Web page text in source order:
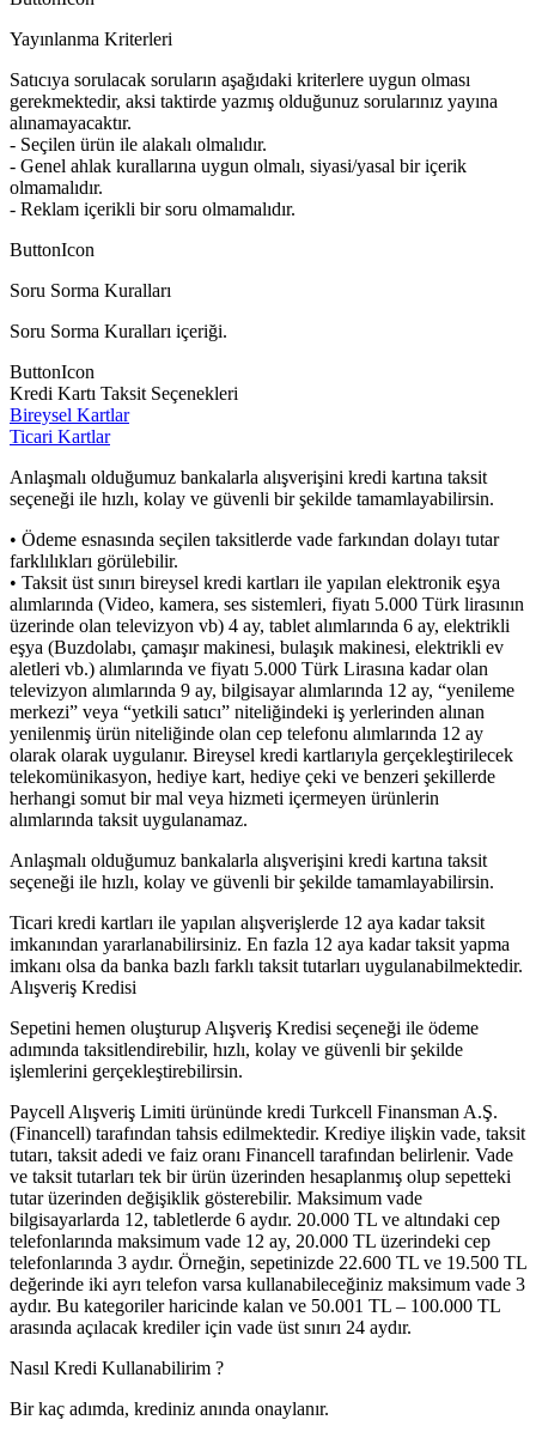
Yayınlanma Kriterleri
Satıcıya sorulacak soruların aşağıdaki kriterlere uygun olması
gerekmektedir, aksi taktirde yazmış olduğunuz sorularınız yayına
alınamayacaktır.
- Seçilen ürün ile alakalı olmalıdır.
- Genel ahlak kurallarına uygun olmalı, siyasi/yasal bir içerik
olmamalıdır.
- Reklam içerikli bir soru olmamalıdır.
ButtonIcon
Soru Sorma Kuralları
Soru Sorma Kuralları içeriği.
ButtonIcon
Kredi Kartı Taksit Seçenekleri
Bireysel Kartlar
Ticari Kartlar
Anlaşmalı olduğumuz bankalarla alışverişini kredi kartına taksit
seçeneği ile hızlı, kolay ve güvenli bir şekilde tamamlayabilirsin.
• Ödeme esnasında seçilen taksitlerde vade farkından dolayı tutar
farklılıkları görülebilir.
• Taksit üst sınırı bireysel kredi kartları ile yapılan elektronik eşya
alımlarında (Video, kamera, ses sistemleri, fiyatı 5.000 Türk lirasının
üzerinde olan televizyon vb) 4 ay, tablet alımlarında 6 ay, elektrikli
eşya (Buzdolabı, çamaşır makinesi, bulaşık makinesi, elektrikli ev
aletleri vb.) alımlarında ve fiyatı 5.000 Türk Lirasına kadar olan
televizyon alımlarında 9 ay, bilgisayar alımlarında 12 ay, “yenileme
merkezi” veya “yetkili satıcı” niteliğindeki iş yerlerinden alınan
yenilenmiş ürün niteliğinde olan cep telefonu alımlarında 12 ay
olarak olarak uygulanır. Bireysel kredi kartlarıyla gerçekleştirilecek
telekomünikasyon, hediye kart, hediye çeki ve benzeri şekillerde
herhangi somut bir mal veya hizmeti içermeyen ürünlerin
alımlarında taksit uygulanamaz.
Anlaşmalı olduğumuz bankalarla alışverişini kredi kartına taksit
seçeneği ile hızlı, kolay ve güvenli bir şekilde tamamlayabilirsin.
Ticari kredi kartları ile yapılan alışverişlerde 12 aya kadar taksit
imkanından yararlanabilirsiniz. En fazla 12 aya kadar taksit yapma
imkanı olsa da banka bazlı farklı taksit tutarları uygulanabilmektedir.
Alışveriş Kredisi
Sepetini hemen oluşturup Alışveriş Kredisi seçeneği ile ödeme
adımında taksitlendirebilir, hızlı, kolay ve güvenli bir şekilde
işlemlerini gerçekleştirebilirsin.
Paycell Alışveriş Limiti ürününde kredi Turkcell Finansman A.Ş.
(Financell) tarafından tahsis edilmektedir. Krediye ilişkin vade, taksit
tutarı, taksit adedi ve faiz oranı Financell tarafından belirlenir. Vade
ve taksit tutarları tek bir ürün üzerinden hesaplanmış olup sepetteki
tutar üzerinden değişiklik gösterebilir. Maksimum vade
bilgisayarlarda 12, tabletlerde 6 aydır. 20.000 TL ve altındaki cep
telefonlarında maksimum vade 12 ay, 20.000 TL üzerindeki cep
telefonlarında 3 aydır. Örneğin, sepetinizde 22.600 TL ve 19.500 TL
değerinde iki ayrı telefon varsa kullanabileceğiniz maksimum vade 3
aydır. Bu kategoriler haricinde kalan ve 50.001 TL – 100.000 TL
arasında açılacak krediler için vade üst sınırı 24 aydır.
Nasıl Kredi Kullanabilirim ?
Bir kaç adımda, krediniz anında onaylanır.